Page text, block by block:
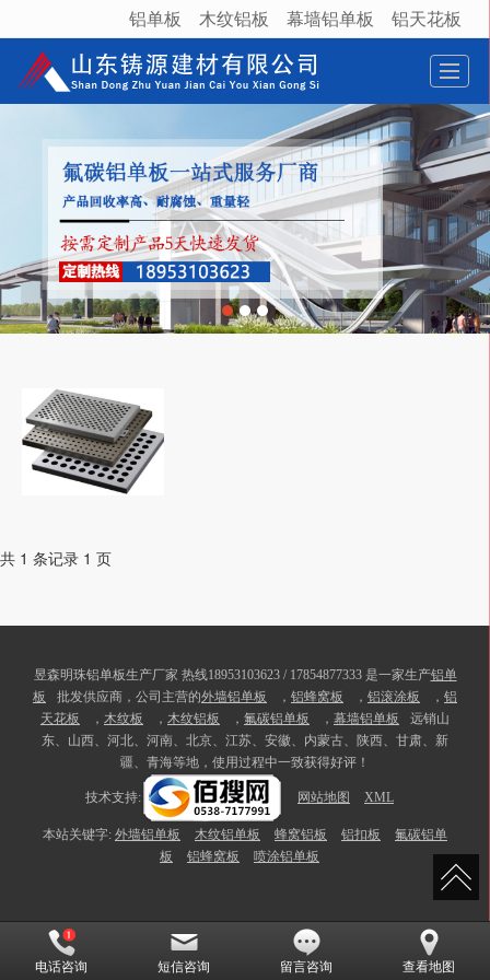
很遗憾，因您的浏览器版本过低导致无法获得最佳浏览体验，推荐下载安装谷歌浏览器！
铝单板 木纹铝板 幕墙铝单板 铝天花板
共 1 条记录 1 页
昱森明珠铝单板生产厂家 热线18953103623 / 17854877333 是一家生产铝单
板
批发供应商，公司主营的外墙铝单板 ， 铝蜂窝板 ， 铝滚涂板 ， 铝
天花板
， 木纹板 ， 木纹铝板 ， 氟碳铝单板 ， 幕墙铝单板
远销山
东、山西、河北、河南、北京、江苏、安徽、内蒙古、陕西、甘肃、新
疆、青海等地，使用过程中一致获得好评！
技术支持: 网站地图 XML
本站关键字: 外墙铝单板 木纹铝单板 蜂窝铝板 铝扣板
氟碳铝单
板
铝蜂窝板 喷涂铝单板
电话咨询 短信咨询 留言咨询 查看地图